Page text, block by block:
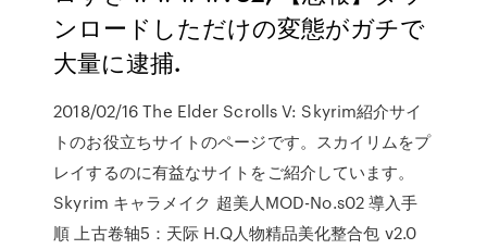
ンロードしただけの変態がガチで
大量に逮捕.
2018/02/16 The Elder Scrolls V: Skyrim紹介サイ
トのお役立ちサイトのページです。スカイリムをプ
レイするのに有益なサイトをご紹介しています。
Skyrim キャラメイク 超美人MOD-No.s02 導入手
順 上古卷轴5：天际 H.Q人物精品美化整合包 v2.0